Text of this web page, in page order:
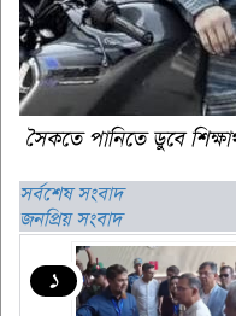
সৈকতে পানিতে ডুবে
সর্বশেষ সংবাদ
জনপ্রিয় সংবাদ
১